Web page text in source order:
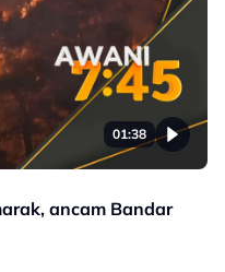
01:38
ancam Bandar